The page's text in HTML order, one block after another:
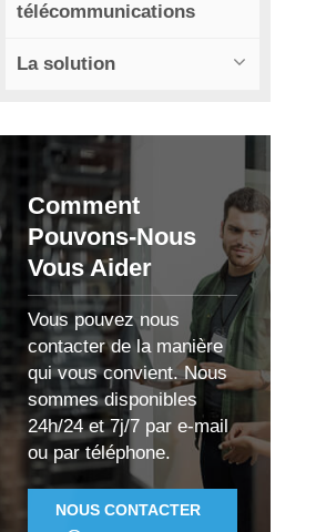
télécommunications
La solution
Comment
Pouvons-Nous
Vous Aider
Vous pouvez nous
contacter de la manière
qui vous convient. Nous
sommes disponibles
24h/24 et 7j/7 par e-mail
ou par téléphone.
NOUS CONTACTER